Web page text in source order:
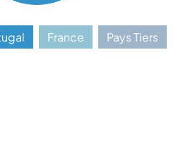
France Pays Tiers